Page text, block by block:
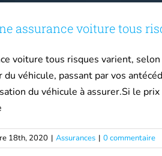
assurance voiture tous
voiture tous risques varient,
véhicule, passant par vos
du véhicule à assurer.Si le
18th, 2020 | Assurances | 0 commentaire